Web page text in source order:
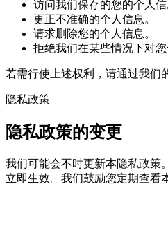
访问我们保存的您的个人信
更正不准确的个人信息。
请求删除您的个人信息。
拒绝我们在某些情况下对您
若需行使上述权利，请通过我们
隐私政策
隐私政策的变更
我们可能会不时更新本隐私政策
立即生效。我们鼓励您定期查看